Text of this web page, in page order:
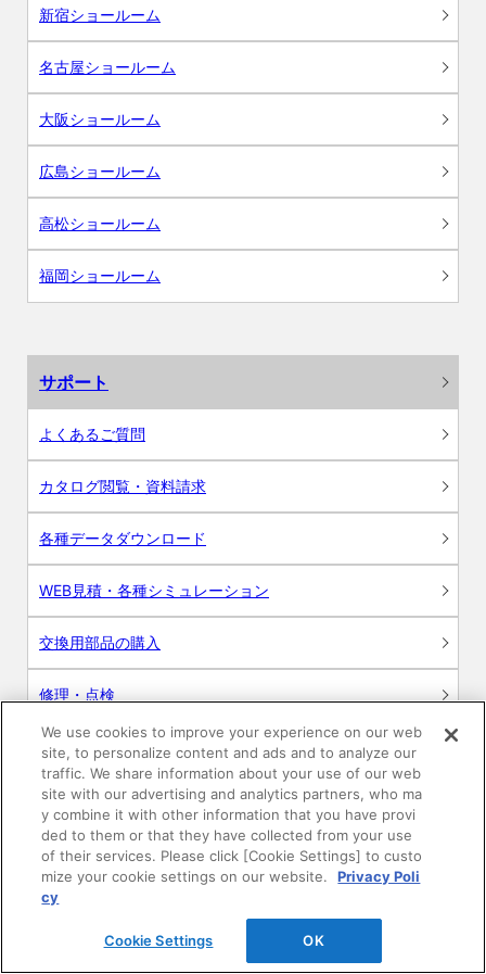
新宿ショールーム
名古屋ショールーム
大阪ショールーム
広島ショールーム
高松ショールーム
福岡ショールーム
サポート
よくあるご質問
カタログ閲覧・資料請求
各種データダウンロード
WEB見積・各種シミュレーション
交換用部品の購入
修理・点検
お問い合わせ
ログイン
建築・設計関係者様向けサイト
ユーザー登録サービス
WEB見積システム
We use cookies to improve your experience on our web
site, to personalize content and ads and to analyze our
traffic. We share information about your use of our web
site with our advertising and analytics partners, who ma
y combine it with other information that you have provi
ded to them or that they have collected from your use
of their services. Please click [Cookie Settings] to custo
mize your cookie settings on our website.
Privacy Poli
cy
Cookie Settings OK